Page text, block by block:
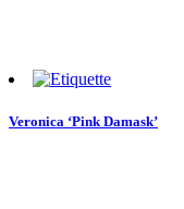
Veronica ‘Pink Damask’